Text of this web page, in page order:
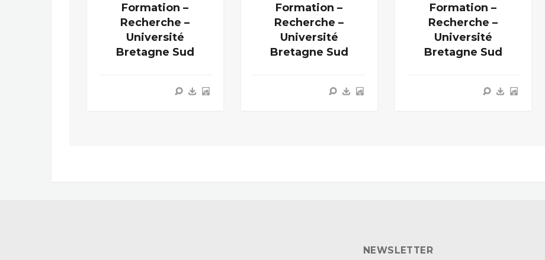
Formation –
Recherche –
Université
Bretagne Sud
Formation –
Recherche –
Université
Bretagne Sud
Formation –
Recherche –
Université
Bretagne Sud
NEWSLETTER